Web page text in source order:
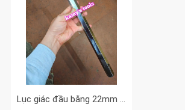
Lục giác đầu bằng 22mm Licota HW300220SM dài khoảng 422mm